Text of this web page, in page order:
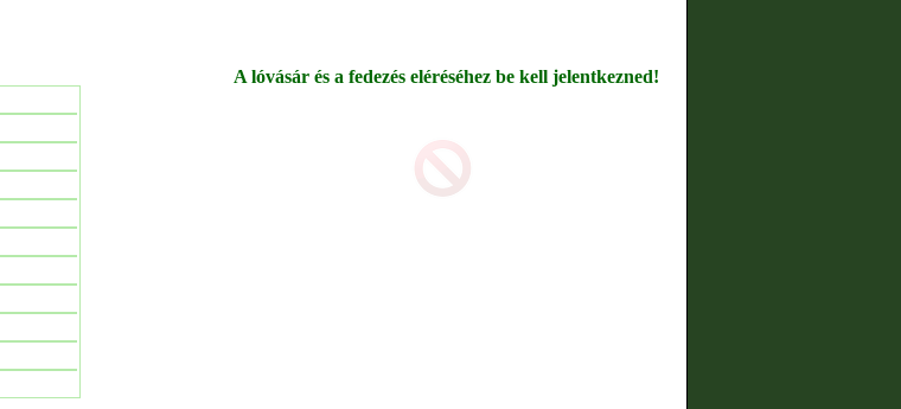
A lóvásár és a fedezés eléréséhez be kell jelentkezned!